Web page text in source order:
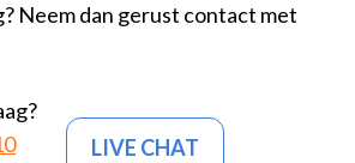
Neem dan gerust contact met
LIVE CHAT